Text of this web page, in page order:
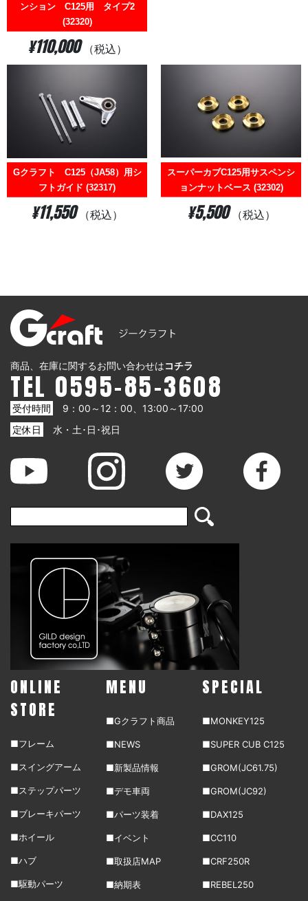
ンション C125用 タイプ2
(32320)
¥110,000 （税込）
Gクラフト C125（JA58）用シ
フトガイド (32317)
¥11,550 （税込）
スーパーカブC125用サスペンシ
ョンナットベース (32302)
¥5,500 （税込）
商品、在庫に関するお問い合わせはコチラ
TEL 0595-85-3608
受付時間
9：00～12：00、13:00～17:00
定休日
水・土･日･祝日
ONLINE
STORE
■フレーム
■スイングアーム
■ステップパーツ
■ブレーキパーツ
■ホイール
■ハブ
■駆動パーツ
MENU
■Gクラフト商品
■NEWS
■新製品情報
■デモ車両
■パーツ装着
■イベント
■取扱店MAP
■納期表
SPECIAL
■MONKEY125
■SUPER CUB C125
■GROM(JC61.75)
■GROM(JC92)
■DAX125
■CC110
■CRF250R
■REBEL250